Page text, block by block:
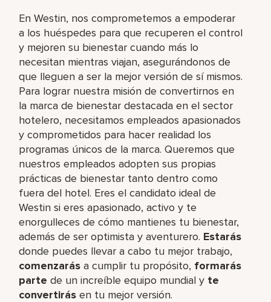
En Westin, nos comprometemos a empoderar
a los huéspedes para que recuperen el control
y mejoren su bienestar cuando más lo
necesitan mientras viajan, asegurándonos de
que lleguen a ser la mejor versión de sí mismos.
Para lograr nuestra misión de convertirnos en
la marca de bienestar destacada en el sector
hotelero, necesitamos empleados apasionados
y comprometidos para hacer realidad los
programas únicos de la marca. Queremos que
nuestros empleados adopten sus propias
prácticas de bienestar tanto dentro como
fuera del hotel. Eres el candidato ideal de
Westin si eres apasionado, activo y te
enorgulleces de cómo mantienes tu bienestar,
además de ser optimista y aventurero. Estarás
donde puedes llevar a cabo tu mejor trabajo,​
comenzarás a cumplir tu propósito, formarás
parte de un increíble​ equipo mundial y te
convertirás en tu mejor versión.